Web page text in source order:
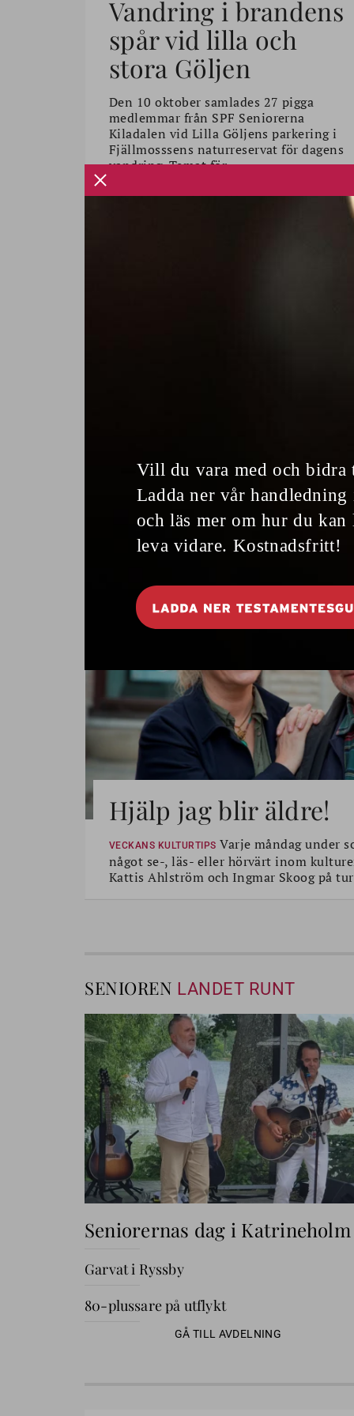
Vandring i brandens
spår vid lilla och
stora Göljen
Den 10 oktober samlades 27 pigga
medlemmar från SPF Seniorerna
Kiladalen vid Lilla Göljens parkering i
Fjällmosssens naturreservat för dagens
vandring. Temat för …
Slappna av i Estland
SPASEMESTER
Historiska kurorter,
moderna spahotell. Runtom i Estland
för alla spaälskare.
Hjälp jag blir äldre!
VECKANS KULTURTIPS Varje måndag under
något se-, läs- eller hörvärt inom
Kattis Ahlström och Ingmar Skoog på
SENIOREN LANDET RUNT
Seniorernas dag i Katrineholm
Garvat i Ryssby
80-plussare på utflykt
GÅ TILL AVDELNING